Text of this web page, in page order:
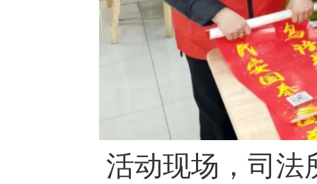
活动现场，司法所